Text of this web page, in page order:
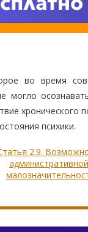
во время
могло
хронического
психики.
2.9.